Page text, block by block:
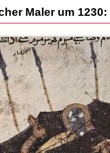
Maler um